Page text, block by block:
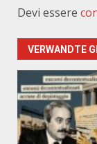
Devi essere
VERWANDTE